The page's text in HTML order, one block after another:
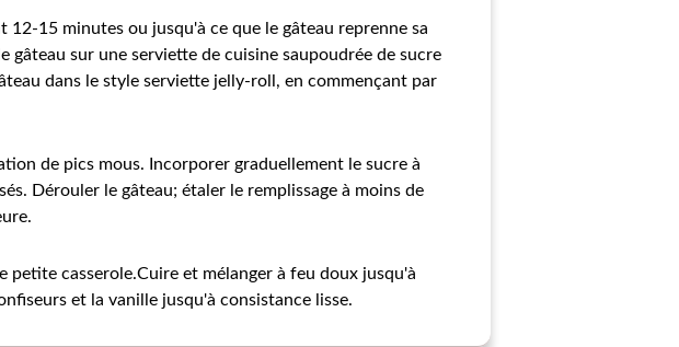
15 minutes ou jusqu'à ce que le gâteau reprenne sa
sur une serviette de cuisine saupoudrée de sucre
dans le style serviette jelly-roll, en commençant par
de pics mous. Incorporer graduellement le sucre à
Dérouler le gâteau; étaler le remplissage à moins de
petite casserole.Cuire et mélanger à feu doux jusqu'à
et la vanille jusqu'à consistance lisse.